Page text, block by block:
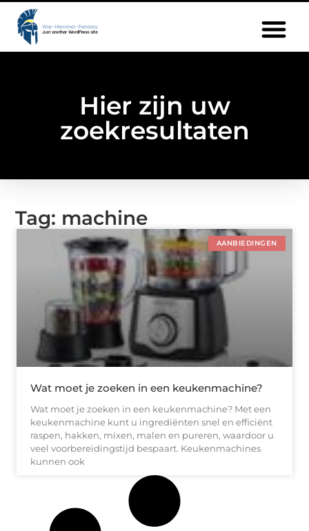
Hier zijn uw
zoekresultaten
Tag: machine
AANBIEDINGEN
Wat moet je zoeken in een keukenmachine?
Wat moet je zoeken in een keukenmachine? Met een
keukenmachine kunt u ingrediënten snel en efficiënt
raspen, hakken, mixen, malen en pureren, waardoor u
veel voorbereidingstijd bespaart. Keukenmachines
kunnen ook